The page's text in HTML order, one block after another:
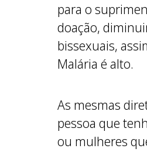
para o
doação,
bissexuais,
Malária é alto.
As mesmas
pessoa que
ou mulheres